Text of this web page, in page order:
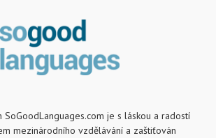
SoGoodLanguages.com je s láskou a radostí
mezinárodního vzdělávání a zaštiťován